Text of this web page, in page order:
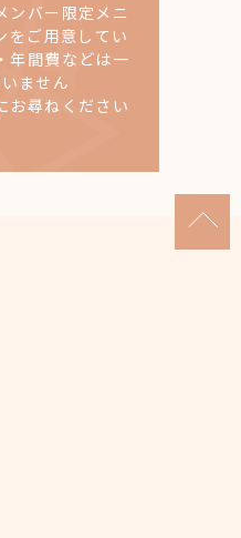
ンバー限定メニ
をご用意してい
年間費などは一
ません
お尋ねください